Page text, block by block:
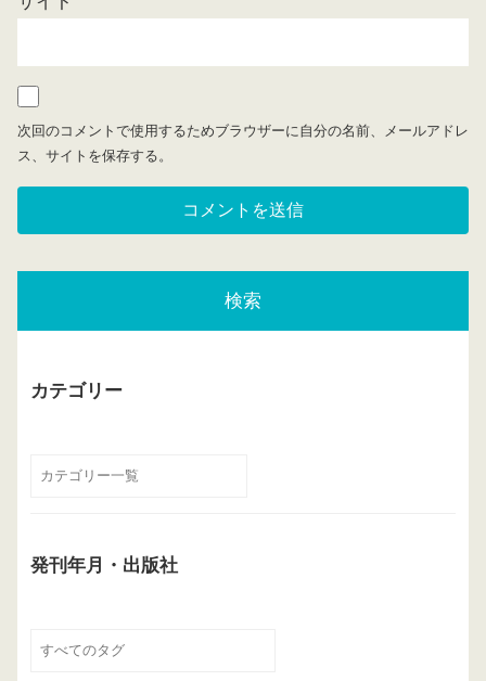
次回のコメントで使用するためブラウザーに自分の名前、メールアドレ
ス、サイトを保存する。
検索
カテゴリー
発刊年月・出版社